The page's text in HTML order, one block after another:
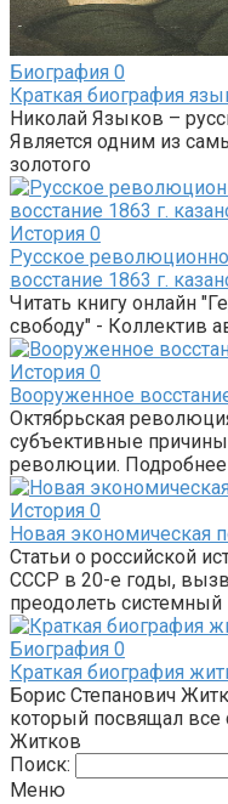
Биография 0
Краткая биография
Николай Языков –
Является одним из
золотого
История 0
Русское
восстание 1863 г.
Читать книгу онлайн
свободу" - Коллектив
История 0
Вооруженное
Октябрьская
субъективные
революции. Подробнее
История 0
Новая экономическая
Статьи о российской
СССР в 20-е годы,
преодолеть системный
Биография 0
Краткая биография
Борис Степанович
который посвящал все
Житков
Поиск:
Меню